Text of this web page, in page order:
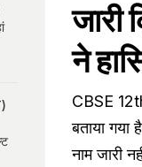
जारी
ने
CBSE
बताया गया
नाम जारी